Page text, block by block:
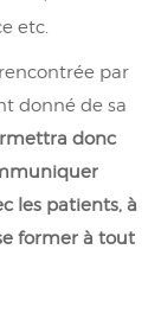
etc.
par
donné de sa
donc
les patients, à
former à tout